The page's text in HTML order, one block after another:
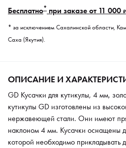
Бесплатно* при заказе от 11 000 ₽
* за исключением Сахалинской области,
Саха (Якутия).
ОПИСАНИЕ И
GD Кусачки для кутикулы, 4 мм,
кутикулы GD изготовлены из
нержавеющей стали. Они имеют
наклоном 4 мм. Кусачки оснащены
которой необходимо прикладывать